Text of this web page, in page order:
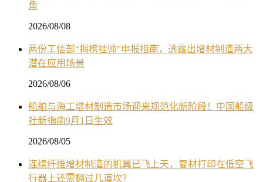
角
2026/08/08
两份工信部“揭榜挂帅”申报指南，透露出增材制造两大
潜在应用场景
2026/08/06
船舶与海工增材制造市场迎来规范化新阶段！中国船级
社新指南9月1日生效
2026/08/05
连续纤维增材制造的机翼已飞上天，复材打印在低空飞
行器上还需翻过几道坎？